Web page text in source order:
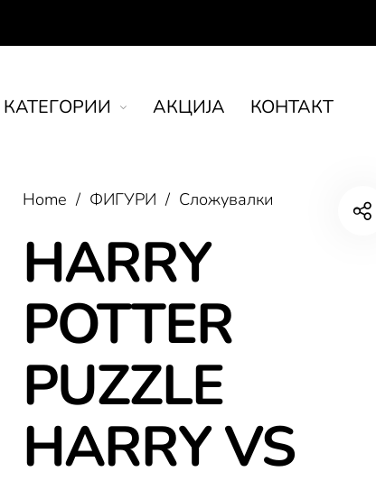
КАТЕГОРИИ АКЦИЈА КОНТАКТ
Home / ФИГУРИ / Сложувалки
HARRY
POTTER
PUZZLE
HARRY VS